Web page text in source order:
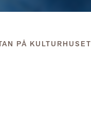
PÅ KULTURHUSET